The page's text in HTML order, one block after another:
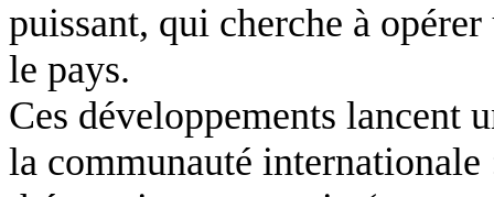
puissant, qui cherche à
le pays.
Ces développements lancent
la communauté